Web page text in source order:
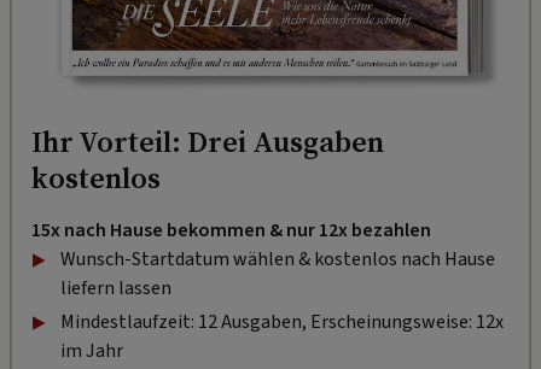
Ihr Vorteil: Drei Ausgaben
kostenlos
15x nach Hause bekommen & nur 12x bezahlen
Wunsch-Startdatum wählen & kostenlos nach Hause
liefern lassen
Mindestlaufzeit: 12 Ausgaben, Erscheinungsweise: 12x
im Jahr